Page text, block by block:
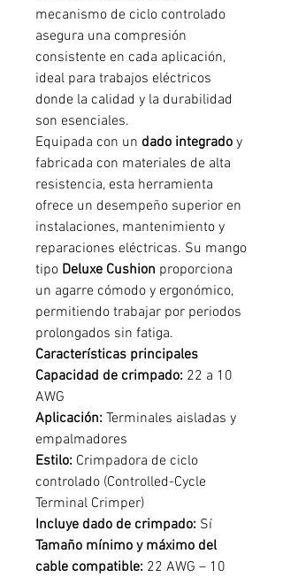
mecanismo de ciclo controlado
asegura una compresión
consistente en cada aplicación,
ideal para trabajos eléctricos
donde la calidad y la durabilidad
son esenciales.
Equipada con un dado integrado y
fabricada con materiales de alta
resistencia, esta herramienta
ofrece un desempeño superior en
instalaciones, mantenimiento y
reparaciones eléctricas. Su mango
tipo Deluxe Cushion proporciona
un agarre cómodo y ergonómico,
permitiendo trabajar por periodos
prolongados sin fatiga.
Características principales
Capacidad de crimpado: 22 a 10
AWG
Aplicación: Terminales aisladas y
empalmadores
Estilo: Crimpadora de ciclo
controlado (Controlled-Cycle
Terminal Crimper)
Incluye dado de crimpado: Sí
Tamaño mínimo y máximo del
cable compatible: 22 AWG – 10